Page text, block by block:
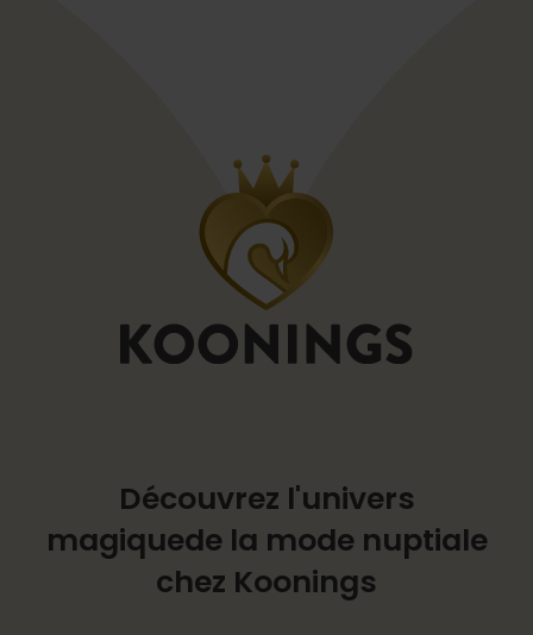
Découvrez l'univers
magiquede la mode nuptiale
chez Koonings